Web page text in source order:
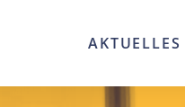
AKTUELLES